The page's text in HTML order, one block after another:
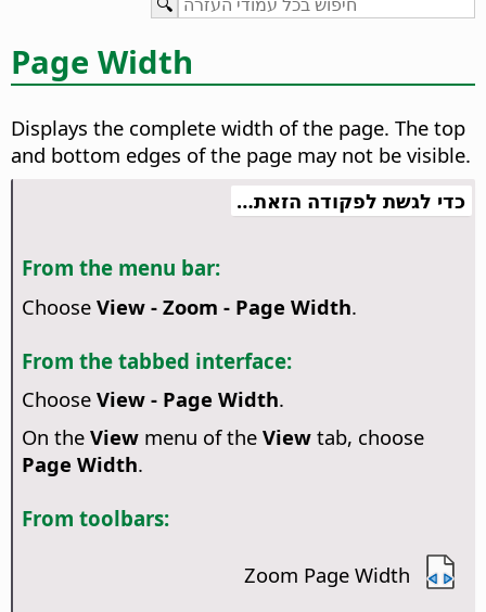
Page Width
Displays the complete width of the page. The top
and bottom edges of the page may not be visible.
כדי לגשת לפקודה הזאת…
From the menu bar:
Choose View - Zoom - Page Width.
From the tabbed interface:
Choose View - Page Width.
On the Viewmenu of the Viewtab, choose
Page Width.
From toolbars:
Zoom Page Width